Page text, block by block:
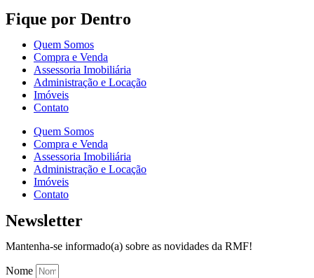
Fique por Dentro
Quem Somos
Compra e Venda
Assessoria Imobiliária
Administração e Locação
Imóveis
Contato
Quem Somos
Compra e Venda
Assessoria Imobiliária
Administração e Locação
Imóveis
Contato
Newsletter
Mantenha-se informado(a) sobre as novidades da RMF!
Nome